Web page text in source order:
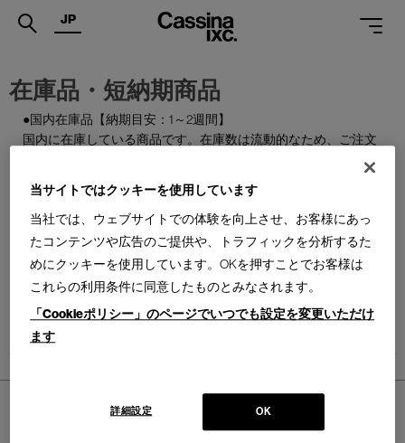
.
SERVICES
PROJECTS
MAGAZINE
SUPPORT
SHOPS
CATALOGUES
ONLINE STORE お問合せ
JP
在庫品・短納期商品
●国内在庫品【納期目安：1～2週間】
国内に在庫している商品です。在庫数は流動的なため、ご注文
●国内製作品【納期目安：1～3か月】
ご注文をいただいてから国内で製作する商品です。
●特別在庫品【納期目安：1～2週間】
通常はお届けまで約6か月を要する輸入商品の一部を、期間限
定で国内在庫としてご用意しております。数量限定のため、な
くなり次第終了となります。
当サイトではクッキーを使用しています
当社では、ウェブサイトでの体験を向上させ、お客様にあっ
たコンテンツや広告のご提供や、トラフィックを分析するた
めにクッキーを使用しています。OKを押すことでお客様は
これらの利用条件に同意したものとみなされます。
「Cookieポリシー」のページでいつでも設定を変更いただけ
ます
OK
詳細設定